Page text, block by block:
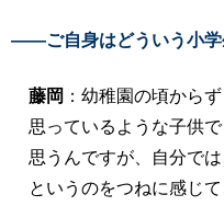
――ご自身はどういう小学
藤岡 ：幼稚園の頃から
思っているような子供
思うんですが、自分で
というのをつねに感じ